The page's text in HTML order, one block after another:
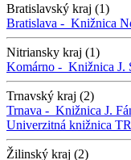
Bratislavský kraj (1)
Bratislava - Knižnica
Nitriansky kraj (1)
Komárno - Knižnica J.
Trnavský kraj (2)
Trnava - Knižnica J.
Univerzitná knižnica
Žilinský kraj (2)